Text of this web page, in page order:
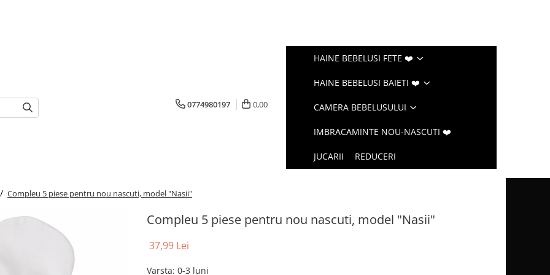
0774980197 0,00
HAINE BEBELUSI FETE ❤️
HAINE BEBELUSI BAIETI ❤️
CAMERA BEBELUSULUI
IMBRACAMINTE NOU-NASCUTI ❤️
JUCARII REDUCERI
Compleu 5 piese pentru nou nascuti, model "Nasii"
Compleu 5 piese pentru nou nascuti, model "Nasii"
37,99 Lei
Varsta: 0-3 luni